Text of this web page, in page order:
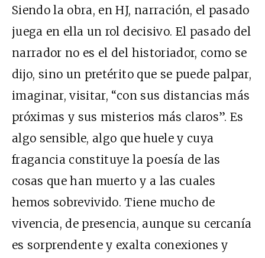
Siendo la obra, en HJ, narración, el pasado
juega en ella un rol decisivo. El pasado del
narrador no es el del historiador, como se
dijo, sino un pretérito que se puede palpar,
imaginar, visitar, “con sus distancias más
próximas y sus misterios más claros”. Es
algo sensible, algo que huele y cuya
fragancia constituye la poesía de las
cosas que han muerto y a las cuales
hemos sobrevivido. Tiene mucho de
vivencia, de presencia, aunque su cercanía
es sorprendente y exalta conexiones y